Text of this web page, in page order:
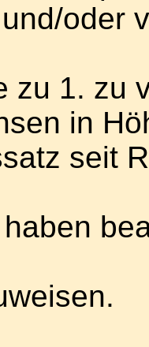
oder
zu 1. zu
in
seit